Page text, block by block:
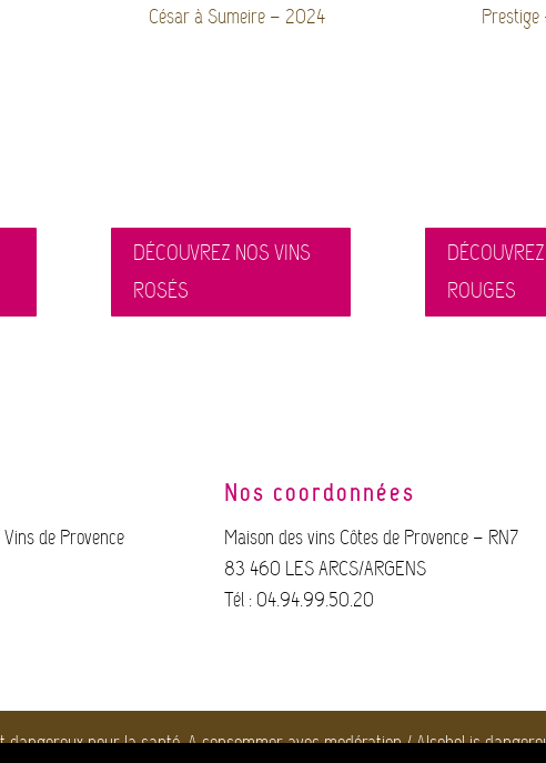
César à Sumeire – 2024
DÉCOUVREZ NOS VINS
ROSÉS
ROUGES
de Provence
Nos coordonnées
Maison des vins Côtes de Provence – RN7
83 460 LES ARCS/ARGENS
Tél : 04.94.99.50.20
dangereux pour la santé. A consommer avec modération / Alcohol is